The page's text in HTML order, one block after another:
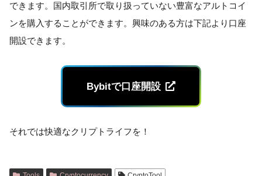
できます。国内取引所で取り扱っていない豊富なアルトコイ
ンを購入することができます。興味のある方は下記より口座
開設できます。
Bybitで口座開設
それでは快適なクリプトライフを！